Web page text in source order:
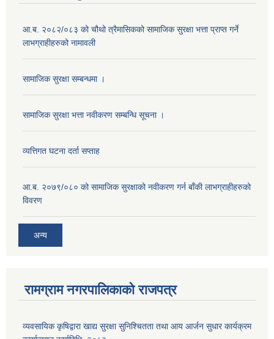
आ.ब. २०८२/०८३ को चौथो त्रैमासिकको सामाजिक सुरक्षा भत्ता प्राप्त गर्ने
लाभग्राहीहरुको नामावली
सामाजिक सुरक्षा सम्बन्धमा ।
सामाजिक सुरक्षा भत्ता नवीकरण सम्बन्धि सूचना ।
व्यत्तिगत घटना दर्ता सप्ताह
आ.ब. २०७९/०८० को सामाजिक सुरक्षाको नवीकरण गर्न बाँकी लाभग्राहीहरुको
विवरण
अन्य
रामग्राम नगरपालिकाको राजपत्र
व्यवसायिक कृषिद्वारा खाद्य सुरक्षा सुनिश्चितता तथा आय आर्जन सुधार कार्यक्रम